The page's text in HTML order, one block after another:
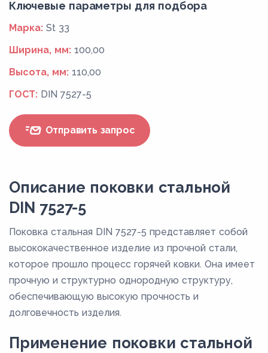
Ключевые параметры для подбора
Марка: St 33
Ширина, мм: 100,00
Высота, мм: 110,00
ГОСТ: DIN 7527-5
Отправить запрос
Описание поковки стальной
DIN 7527-5
Поковка стальная DIN 7527-5 представляет собой
высококачественное изделие из прочной стали,
которое прошло процесс горячей ковки. Она имеет
прочную и структурно однородную структуру,
обеспечивающую высокую прочность и
долговечность изделия.
Применение поковки стальной